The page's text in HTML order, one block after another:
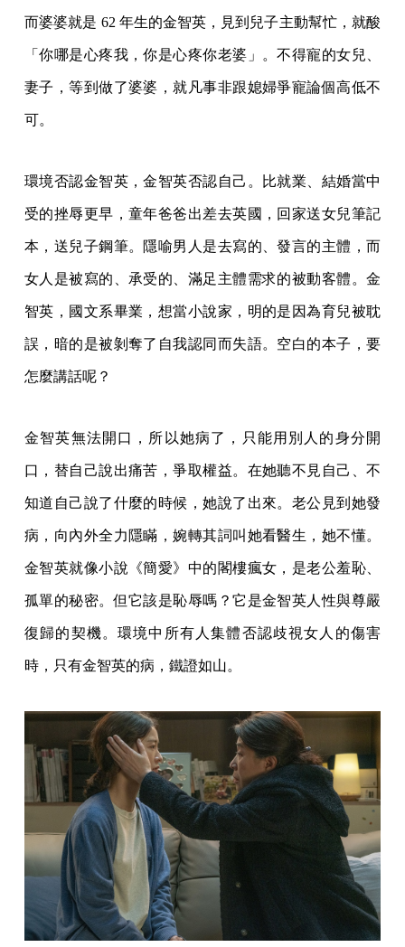
而婆婆就是 62 年生的金智英，見到兒子主動幫忙，就酸
「你哪是心疼我，你是心疼你老婆」。不得寵的女兒、
妻子，等到做了婆婆，就凡事非跟媳婦爭寵論個高低不
可。
環境否認金智英，金智英否認自己。比就業、結婚當中
受的挫辱更早，童年爸爸出差去英國，回家送女兒筆記
本，送兒子鋼筆。隱喻男人是去寫的、發言的主體，而
女人是被寫的、承受的、滿足主體需求的被動客體。金
智英，國文系畢業，想當小說家，明的是因為育兒被耽
誤，暗的是被剝奪了自我認同而失語。空白的本子，要
怎麼講話呢？
金智英無法開口，所以她病了，只能用別人的身分開
口，替自己說出痛苦，爭取權益。在她聽不見自己、不
知道自己說了什麼的時候，她說了出來。老公見到她發
病，向內外全力隱瞞，婉轉其詞叫她看醫生，她不懂。
金智英就像小說《簡愛》中的閣樓瘋女，是老公羞恥、
孤單的秘密。但它該是恥辱嗎？它是金智英人性與尊嚴
復歸的契機。環境中所有人集體否認歧視女人的傷害
時，只有金智英的病，鐵證如山。